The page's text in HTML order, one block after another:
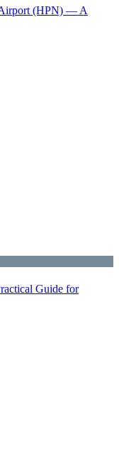
Airport (HPN) — A
Guide for